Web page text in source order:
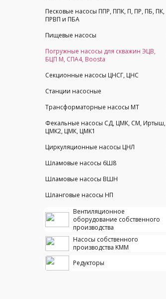
Песковые насосы ППР, ППК, П, ПР, ПБ, ПК,
ПРВП и ПБА
Пищевые насосы
Погружные насосы для скважин ЭЦВ,
БЦП М, СПА4, Boosta
Секционные насосы ЦНСГ, ЦНС
Станции насосные
Трансформаторные насосы МТ
Фекальные насосы СД, ЦМК, СМ, Иртыш,
ЦМК2, ЦМК, ЦМК1
Циркуляционные насосы ЦНЛ
Шламовые насосы 6Ш8
Шламовые насосы ВШН
Шланговые насосы НП
Вентиляционное
оборудование собственного
производства
Насосы собственного
производства KMM
Редукторы